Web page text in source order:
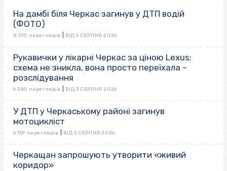
На дамбі біля Черкас загинув у ДТП водій
(ФОТО)
8 310 переглядів ВІД 5 СЕРПНЯ 2026
Рукавички у лікарні Черкас за ціною Lexus:
схема не зникла, вона просто переїхала –
розслідування
6 340 переглядів ВІД 3 СЕРПНЯ 2026
У ДТП у Черкаському районі загинув
мотоцикліст
6 159 переглядів ВІД 3 СЕРПНЯ 2026
Черкащан запрошують утворити «живий
коридор»